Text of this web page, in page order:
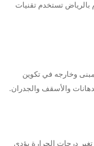
تستخدم تقنيات
وخارجه في تكوين
والأسقف والجدران.
درجات الحرارة يؤدي